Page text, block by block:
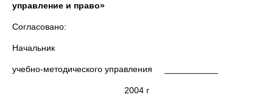
управление и право»
Согласовано:
Начальник
учебно-методического управления ___________
2004 г